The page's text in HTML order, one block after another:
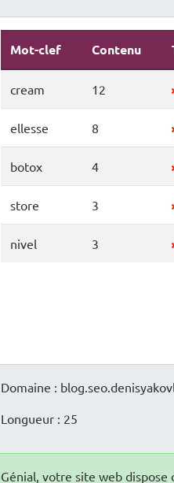
Mot-clef Contenu
cream 12
ellesse 8
botox 4
store 3
nivel 3
Domaine :
Longueur : 25
Génial, votre site web dispose